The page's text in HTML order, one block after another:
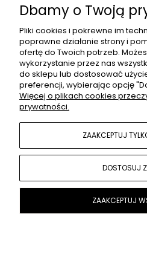
399,00
DO
Dbamy o Twoją
Pliki cookies i pokrewne im
poprawne działanie strony i
ofertę do Twoich potrzeb.
wykorzystanie przez nas
do sklepu lub dostosować
preferencji, wybierając opcję
Więcej o plikach cookies
prywatności.
ZAAKCEPTUJ
DOSTOSUJ
ZAAKCEPTUJ